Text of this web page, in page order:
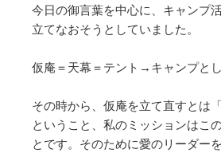
今日の御言葉を中心に、キャンプ
立てなおそうとしていました。
仮庵＝天幕＝テント→キャンプとし
その時から、仮庵を立て直すとは
ということ、私のミッションはこ
とです。そのために愛のリーダー